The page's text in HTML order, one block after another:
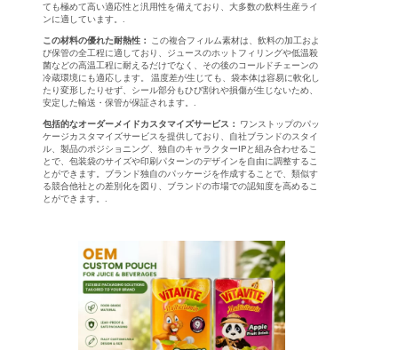
ても極めて高い適応性と汎用性を備えており、大多数の飲料生産ライ
ンに適しています。.
この材料の優れた耐熱性：
この複合フィルム素材は、飲料の加工およ
び保管の全工程に適しており、ジュースのホットフィリングや低温殺
菌などの高温工程に耐えるだけでなく、その後のコールドチェーンの
冷蔵環境にも適応します。 温度差が生じても、袋本体は容易に軟化し
たり変形したりせず、シール部分もひび割れや損傷が生じないため、
安定した輸送・保管が保証されます。.
包括的なオーダーメイドカスタマイズサービス： ワンストップのパッ
ケージカスタマイズサービスを提供しており、自社ブランドのスタイ
ル、製品のポジショニング、独自のキャラクターIPと組み合わせるこ
とで、包装袋のサイズや印刷パターンのデザインを自由に調整するこ
とができます。ブランド独自のパッケージを作成することで、類似す
る競合他社との差別化を図り、ブランドの市場での認知度を高めるこ
とができます。.